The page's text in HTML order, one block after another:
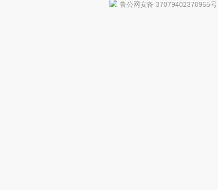
鲁公网安备 37079402370955号